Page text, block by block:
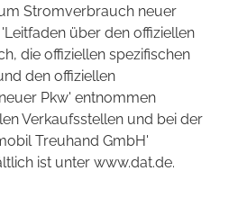
Stromverbrauch neuer
über den offiziellen
die offiziellen spezifischen
den offiziellen
Pkw' entnommen
Verkaufsstellen und bei der
Treuhand GmbH'
ist unter www.dat.de.